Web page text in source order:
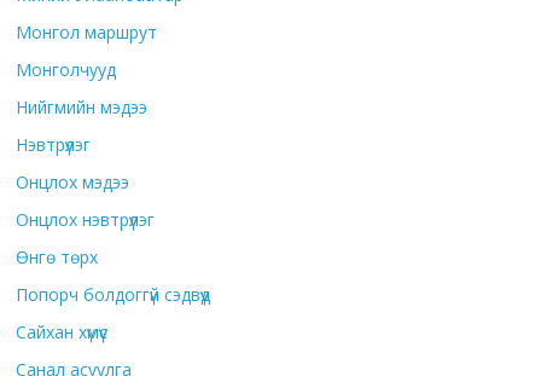
Монгол маршрут
Монголчууд
Нийгмийн мэдээ
Нэвтрүүлэг
Онцлох мэдээ
Онцлох нэвтрүүлэг
Өнгө төрх
Попорч болдоггүй сэдвүүд
Сайхан хүмүүс
Санал асуулга